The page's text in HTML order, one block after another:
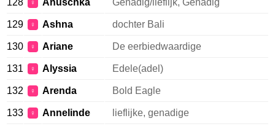
128 ♀ Anuschka Genadig/lieflijk, Genadig
129 ♀ Ashna dochter Bali
130 ♀ Ariane De eerbiedwaardige
131 ♀ Alyssia Edele(adel)
132 ♀ Arenda Bold Eagle
133 ♀ Annelinde lieflijke, genadige